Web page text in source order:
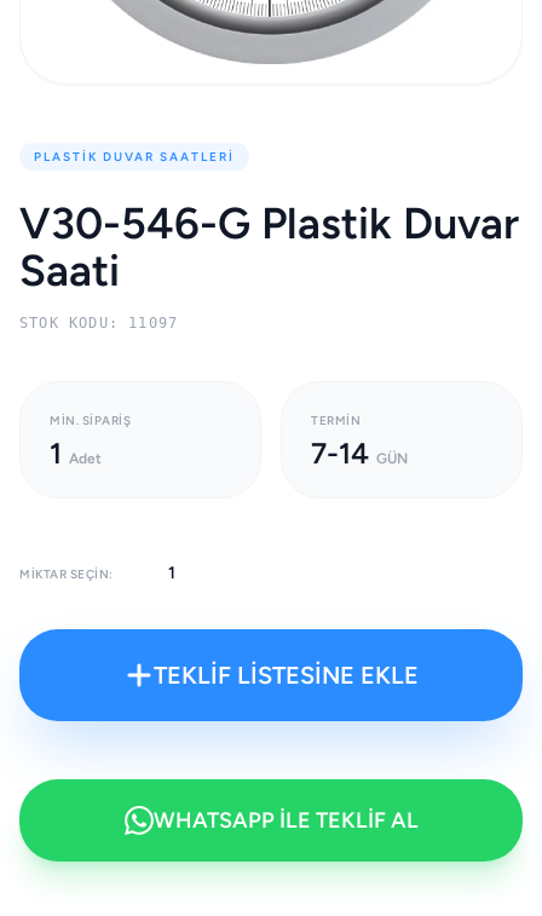
PLASTIK DUVAR SAATLERI
V30-546-G Plastik Duvar
Saati
STOK KODU: 11097
MIN. SIPARIŞ
1 Adet
TERMIN
7-14 GÜN
MIKTAR SEÇIN:
TEKLİF LİSTESİNE EKLE
WHATSAPP İLE TEKLİF AL